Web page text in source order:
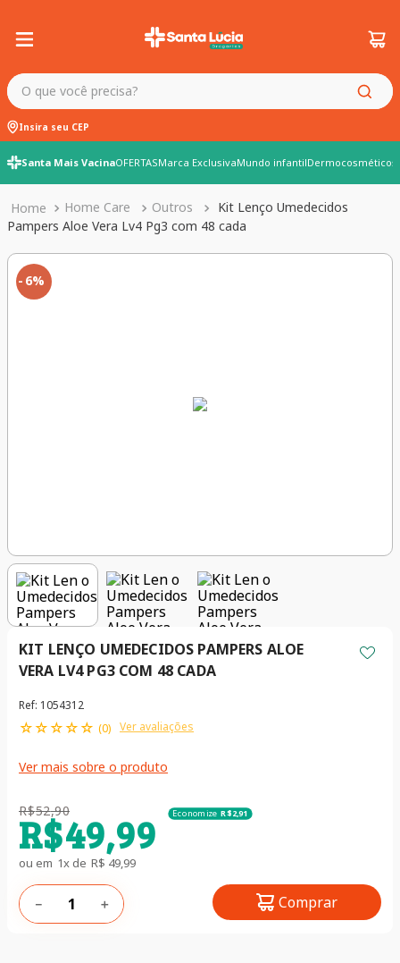
O que você precisa?
Insira seu CEP
Santa Mais VacinaOFERTASMarca ExclusivaMundo infantilDermocosméticos
Home Care Outros
Kit Lenço Umedecidos
Pampers Aloe Vera Lv4 Pg3 com 48 cada
6%
KIT LENÇO UMEDECIDOS PAMPERS ALOE
VERA LV4 PG3 COM 48 CADA
Ref: 1054312
☆☆☆☆☆ (0) Ver avaliações
Ver mais sobre o produto
R$52,90 Economize R$2,91
R$49,99
ou em 1x de R$ 49,99
＋
－ Comprar